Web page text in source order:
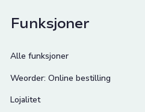
Funksjoner
Alle funksjoner
Weorder: Online bestilling
Lojalitet